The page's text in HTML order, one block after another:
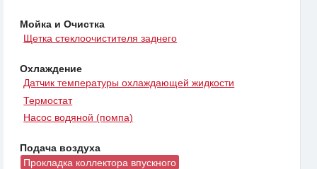
Мойка и Очистка
Щетка стеклоочистителя заднего
Охлаждение
Датчик температуры охлаждающей жидкости
Термостат
Насос водяной (помпа)
Подача воздуха
Прокладка коллектора впускного